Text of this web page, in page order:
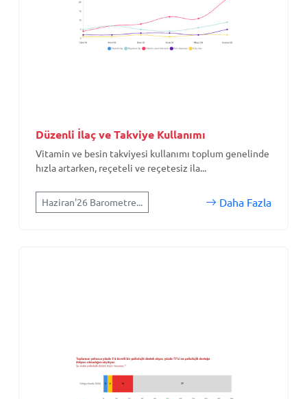
Düzenli İlaç ve Takviye Kullanımı
Vitamin ve besin takviyesi kullanımı toplum genelinde
hızla artarken, reçeteli ve reçetesiz ila...
Haziran'26 Barometre... Daha Fazla